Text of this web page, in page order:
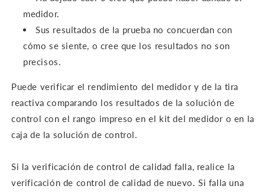
medidor.
Sus resultados de la prueba no concuerdan con
cómo se siente, o cree que los resultados no son
precisos.
Puede verificar el rendimiento del medidor y de la tira
reactiva comparando los resultados de la solución de
control con el rango impreso en el kit del medidor o en la
caja de la solución de control.
Si la verificación de control de calidad falla, realice la
verificación de control de calidad de nuevo. Si falla una